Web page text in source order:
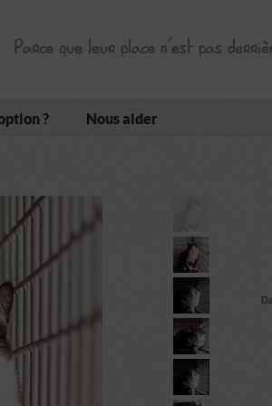
Parce que leur place n’est pas
? Nous aider